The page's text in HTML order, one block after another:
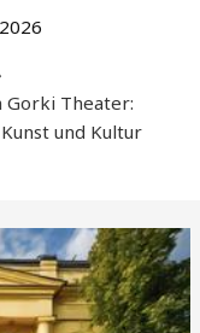
Gorki Theater:
und Kultur